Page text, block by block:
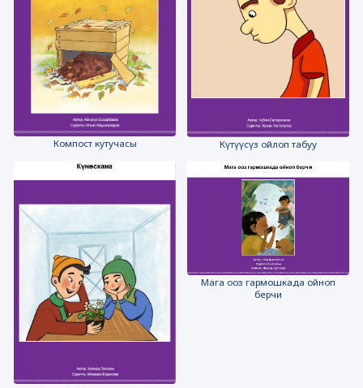
Компост кутучасы Күтүүсүз ойлоп табуу
Мага ооз гармошкада ойноп
берчи